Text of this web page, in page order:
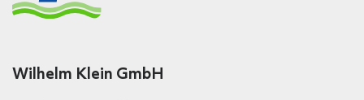
Wilhelm Klein GmbH